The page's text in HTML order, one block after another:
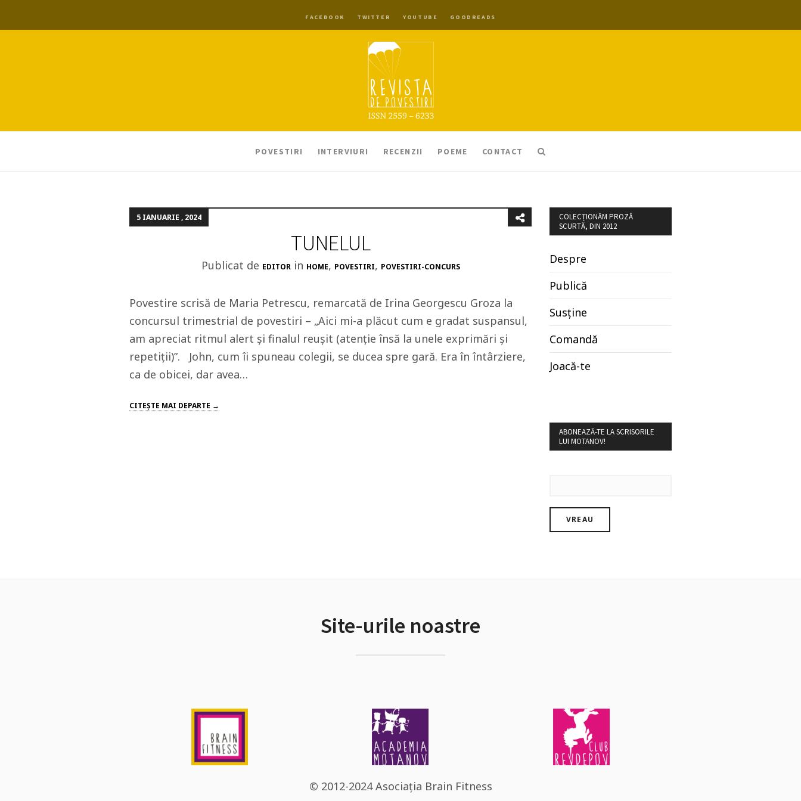
FACEBOOK TWITTER YOUTUBE GOODREADS
POVESTIRI INTERVIURI RECENZII POEME CONTACT
5 IANUARIE , 2024
TUNELUL
Publicat de EDITOR in HOME, POVESTIRI, POVESTIRI-CONCURS
Povestire scrisă de Maria Petrescu, remarcată de Irina Georgescu Groza la
concursul trimestrial de povestiri – „Aici mi-a plăcut cum e gradat suspansul,
am apreciat ritmul alert și finalul reușit (atenție însă la unele exprimări și
repetiții)”. John, cum îi spuneau colegii, se ducea spre gară. Era în întârziere,
ca de obicei, dar avea…
CITEŞTE MAI DEPARTE →
COLECȚIONĂM PROZĂ
SCURTĂ, DIN 2012
Despre
Publică
Susține
Comandă
Joacă-te
ABONEAZĂ-TE LA SCRISORILE
LUI MOTANOV!
Site-urile noastre
© 2012-2024 Asociația Brain Fitness